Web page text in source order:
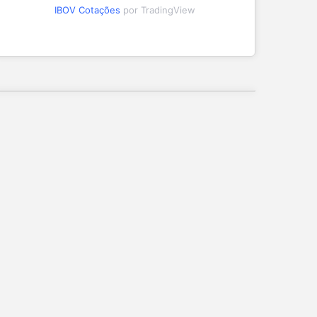
IBOV Cotações por TradingView